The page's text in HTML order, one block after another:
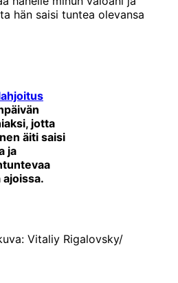
hän saisi tuntea olevansa
jotta
äiti saisi
ja
ajoissa.
Vitaliy Rigalovsky/